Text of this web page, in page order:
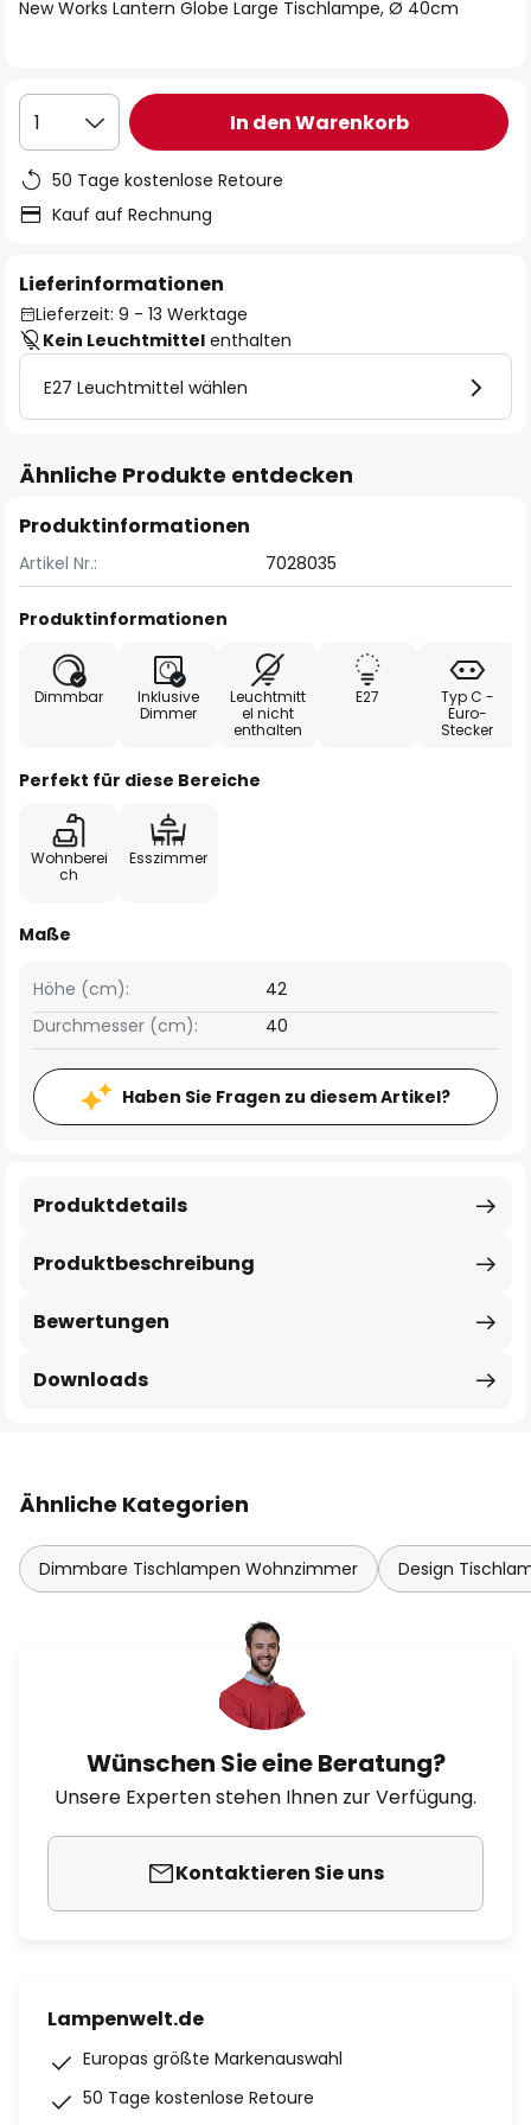
New Works Lantern Globe Large Tischlampe, Ø 40cm
1 In den Warenkorb
50 Tage kostenlose Retoure
Kauf auf Rechnung
Lieferinformationen
Lieferzeit: 9 - 13 Werktage
Kein Leuchtmittel enthalten
E27 Leuchtmittel wählen
Ähnliche Produkte entdecken
Produktinformationen
Artikel Nr.: 7028035
Produktinformationen
Dimmbar
Inklusive
Dimmer
Leuchtmitt
el nicht
enthalten
E27
Typ C -
Euro-
Stecker
Perfekt für diese Bereiche
Wohnberei
ch
Esszimmer
Maße
Höhe (cm):
42
Durchmesser (cm):
40
Haben Sie Fragen zu diesem Artikel?
Produktbeschreibung
Produktdetails
Bewertungen
Downloads
Ähnliche Kategorien
Dimmbare Tischlampen Wohnzimmer Design
Wünschen Sie eine Beratung?
Unsere Experten stehen Ihnen zur Verfügung.
Kontaktieren Sie uns
Lampenwelt.de
Europas größte Markenauswahl
50 Tage kostenlose Retoure